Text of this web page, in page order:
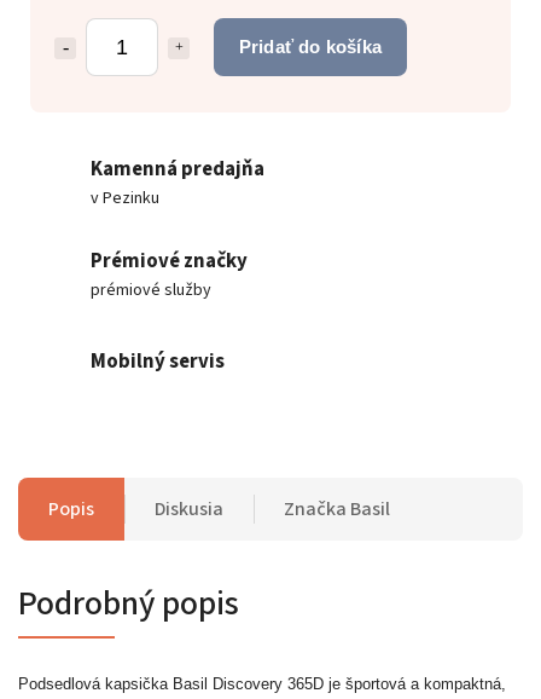
Pridať do košíka
Kamenná predajňa
v Pezinku
Prémiové značky
prémiové služby
Mobilný servis
Popis Diskusia Značka Basil
Podrobný popis
Podsedlová kapsička Basil Discovery 365D je športová a kompaktná,